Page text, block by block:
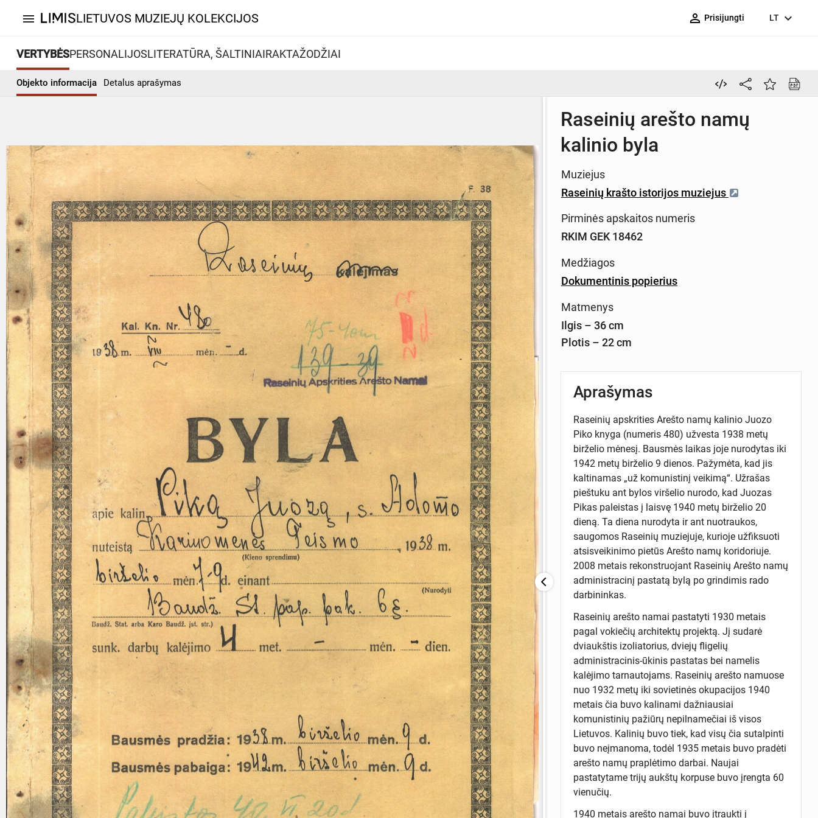
menu LIETUVOS MUZIEJŲ KOLEKCIJOS person_outline Prisijungti LT expand_more
VERTYBĖSPERSONALIJOSLITERATŪRA, ŠALTINIAIRAKTAŽODŽIAI
Objekto informacija Detalus aprašymas
Raseinių arešto namų
kalinio byla
Muziejus
Raseinių krašto istorijos muziejus
Pirminės apskaitos numeris
RKIM GEK 18462
Medžiagos
Dokumentinis popierius
Matmenys
Ilgis – 36 cm
Plotis – 22 cm
Aprašymas
Raseinių apskrities Arešto namų kalinio Juozo
Piko knyga (numeris 480) užvesta 1938 metų
birželio mėnesį. Bausmės laikas joje nurodytas iki
1942 metų birželio 9 dienos. Pažymėta, kad jis
kaltinamas „už komunistinį veikimą“. Užrašas
pieštuku ant bylos viršelio nurodo, kad Juozas
Pikas paleistas į laisvę 1940 metų birželio 20
dieną. Ta diena nurodyta ir ant nuotraukos,
saugomos Raseinių muziejuje, kurioje užfiksuoti
atsisveikinimo pietūs Arešto namų koridoriuje.
2008 metais rekonstruojant Raseinių Arešto namų
administracinį pastatą bylą po grindimis rado
darbininkas.
Raseinių arešto namai pastatyti 1930 metais
pagal vokiečių architektų projektą. Jį sudarė
dviaukštis izoliatorius, dviejų fligelių
administracinis-ūkinis pastatas bei namelis
kalėjimo tarnautojams. Raseinių arešto namuose
nuo 1932 metų iki sovietinės okupacijos 1940
metais čia buvo kalinami dažniausiai
komunistinių pažiūrų nepilnamečiai iš visos
Lietuvos. Kalinių buvo tiek, kad visų čia sutalpinti
buvo neįmanoma, todėl 1935 metais buvo pradėti
arešto namų praplėtimo darbai. Naujai
pastatytame trijų aukštų korpuse buvo įrengta 60
vienučių.
1940 metais arešto namai buvo įtraukti į